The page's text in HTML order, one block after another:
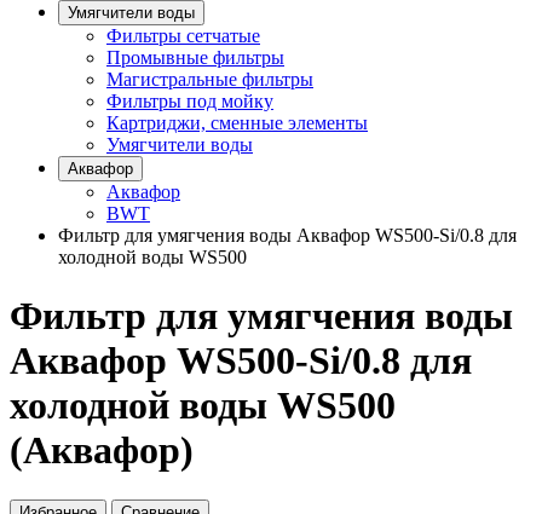
Умягчители воды
Фильтры сетчатые
Промывные фильтры
Магистральные фильтры
Фильтры под мойку
Картриджи, сменные элементы
Умягчители воды
Аквафор
Аквафор
BWT
Фильтр для умягчения воды Аквафор WS500-Si/0.8 для
холодной воды WS500
Фильтр для умягчения воды
Аквафор WS500-Si/0.8 для
холодной воды WS500
(Аквафор)